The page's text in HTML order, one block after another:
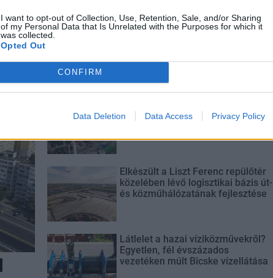
I want to opt-out of Collection, Use, Retention, Sale, and/or Sharing
of my Personal Data that Is Unrelated with the Purposes for which it
was collected.
Opted Out
CONFIRM
Data Deletion Data Access Privacy Policy
mérföldköve a felülvizsgálat
Elkészült a Liszt Ferenc repülőtér
közelében lévő logisztikai bázis út-
és közműhálózatának fejlesztése
Látlelet a hazai víziközművekről?
Egyetlen, fél évszázados
vezetéken múlt Bicske vízellátása